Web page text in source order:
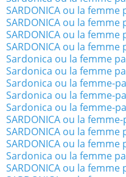
SARDONICA ou la femme
SARDONICA ou la femme
SARDONICA ou la femme
SARDONICA ou la femme
Sardonica ou la femme
Sardonica ou la femme
Sardonica ou la femme-
Sardonica ou la femme-
Sardonica ou la femme-
SARDONICA ou la
SARDONICA ou la femme
SARDONICA ou la femme
Sardonica ou la femme
SARDONICA ou la femme